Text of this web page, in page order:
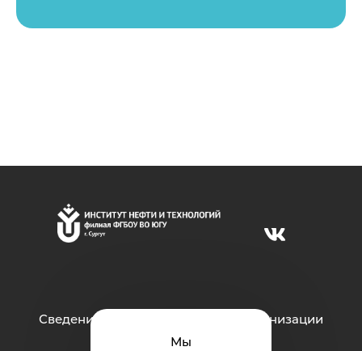
Мы
Сведения об образовательной организации